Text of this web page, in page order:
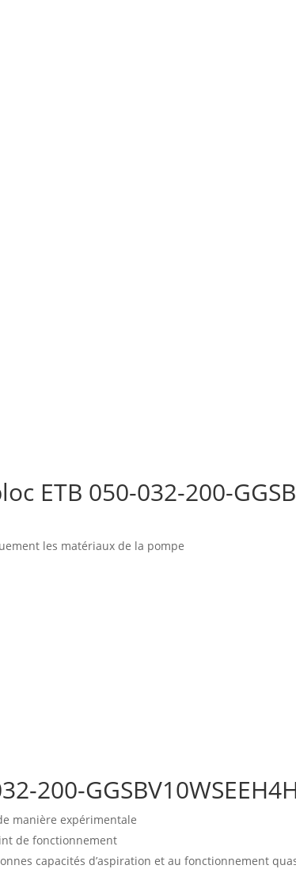
ETB 050-032-200-
les matériaux de la pompe
200-
manière expérimentale
de fonctionnement
capacités d’aspiration et au fonctionnement